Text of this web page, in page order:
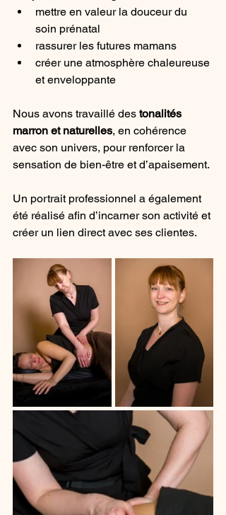
mettre en valeur la douceur du
soin prénatal
rassurer les futures mamans
créer une atmosphère chaleureuse
et enveloppante
Nous avons travaillé des tonalités
marron et naturelles, en cohérence
avec son univers, pour renforcer la
sensation de bien-être et d’apaisement.
Un portrait professionnel a également
été réalisé afin d’incarner son activité et
créer un lien direct avec ses clientes.